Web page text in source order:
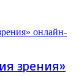
зрения»